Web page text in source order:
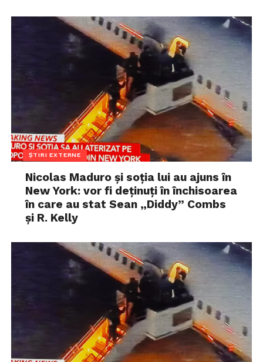
ȘTIRI EXTERNE
Nicolas Maduro și soția lui au ajuns în
New York: vor fi deținuți în închisoarea
în care au stat Sean „Diddy” Combs
și R. Kelly